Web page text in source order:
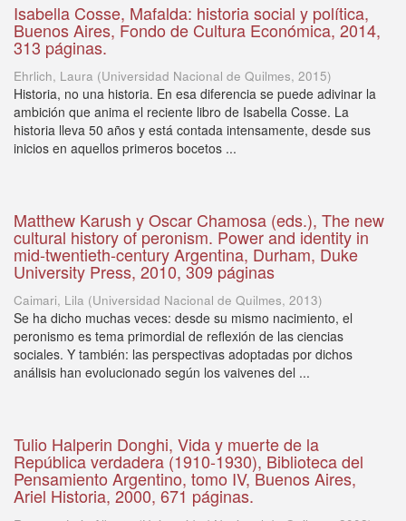
Isabella Cosse, Mafalda: historia social y política,
Buenos Aires, Fondo de Cultura Económica, 2014,
313 páginas.
Ehrlich, Laura (Universidad Nacional de Quilmes, 2015)
Historia, no una historia. En esa diferencia se puede adivinar la
ambición que anima el reciente libro de Isabella Cosse. La
historia lleva 50 años y está contada intensamente, desde sus
inicios en aquellos primeros bocetos ...
Matthew Karush y Oscar Chamosa (eds.), The new
cultural history of peronism. Power and identity in
mid-twentieth-century Argentina, Durham, Duke
University Press, 2010, 309 páginas
Caimari, Lila (Universidad Nacional de Quilmes, 2013)
Se ha dicho muchas veces: desde su mismo nacimiento, el
peronismo es tema primordial de reflexión de las ciencias
sociales. Y también: las perspectivas adoptadas por dichos
análisis han evolucionado según los vaivenes del ...
Tulio Halperin Donghi, Vida y muerte de la
República verdadera (1910-1930), Biblioteca del
Pensamiento Argentino, tomo IV, Buenos Aires,
Ariel Historia, 2000, 671 páginas.